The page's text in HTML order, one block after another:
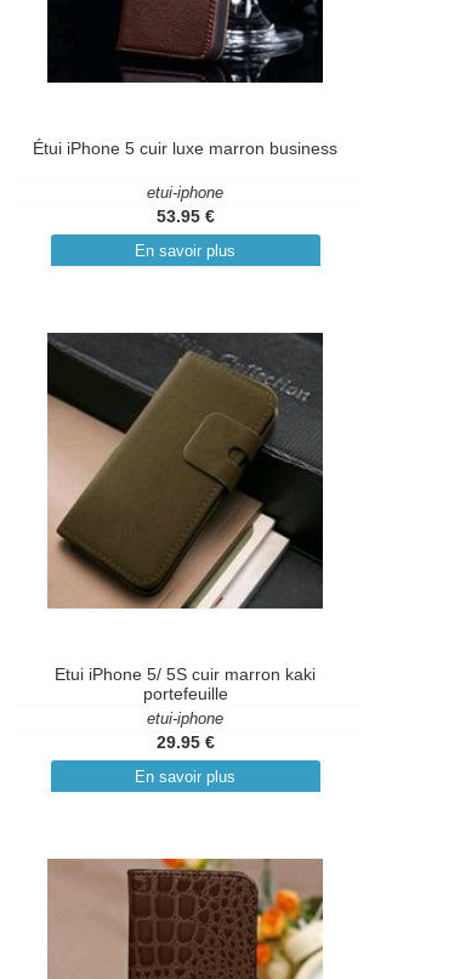
Étui iPhone 5 cuir luxe marron business
etui-iphone
53.95 €
En savoir plus
Etui iPhone 5/ 5S cuir marron kaki
portefeuille
etui-iphone
29.95 €
En savoir plus